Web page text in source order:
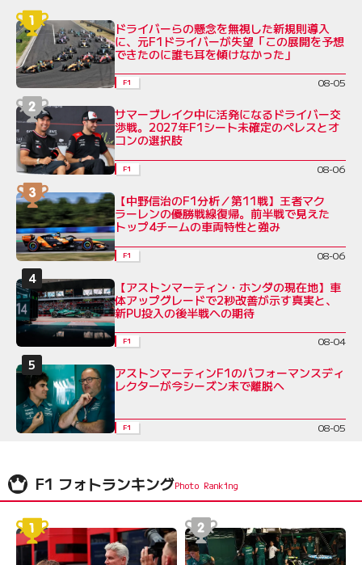
ドライバーらの懸念を無視した新規則導入
に、元F1ドライバーが失望「この展開を予想
できたのに誰も耳を傾けなかった」
F1 08-05
サマーブレイク中に活発になるドライバー交
渉戦。2027年F1シート未確定のペレスとオ
コンの選択肢
F1 08-06
【中野信治のF1分析／第11戦】王者マク
ラーレンの優勝戦線復帰。前半戦で見えた
トップ4チームの車両特性と強み
F1 08-06
【アストンマーティン・ホンダの現在地】車
体アップグレードで2秒改善が示す真実と、
新PU投入の後半戦への期待
F1 08-04
アストンマーティンF1のパフォーマンスディ
レクターが今シーズン末で離脱へ
F1 08-05
F1 フォトランキング